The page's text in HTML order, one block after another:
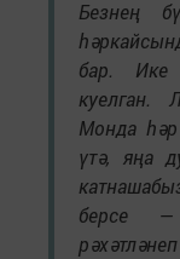
Безнең
бар. Ике
куелган.
Монда
үтә, яңа
берсе —